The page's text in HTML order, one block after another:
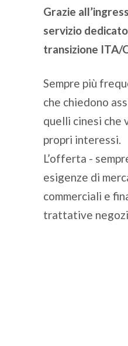
Grazie
servizio
transizione ITA/
Sempre più
che chiedono
quelli cinesi che
propri interessi.
L’offerta -
esigenze di
commerciali e
trattative